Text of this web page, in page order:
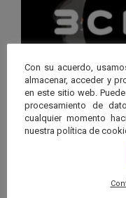
“3CLIPSE”,
inmersiva
Con su acuerdo,
almacenar, acceder y
en este sitio web.
procesamiento de
cualquier momento
nuestra política de